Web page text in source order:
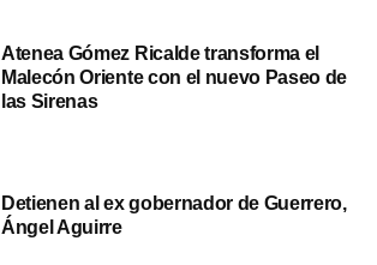
Atenea Gómez Ricalde transforma el
Malecón Oriente con el nuevo Paseo de
las Sirenas
Detienen al ex gobernador de Guerrero,
Ángel Aguirre